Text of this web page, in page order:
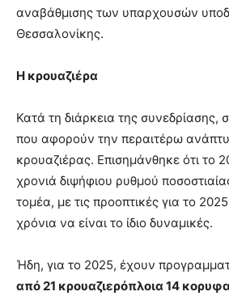
αναβάθμισης των υπαρχουσών
Θεσσαλονίκης.
Η κρουαζιέρα
Κατά τη διάρκεια της συνεδρίασης,
που αφορούν την περαιτέρω
κρουαζιέρας. Επισημάνθηκε ότι το
χρονιά διψήφιου ρυθμού
τομέα, με τις προοπτικές για το
χρόνια να είναι το ίδιο δυναμικές.
Ήδη, για το 2025, έχουν
από 21 κρουαζιερόπλοια 14